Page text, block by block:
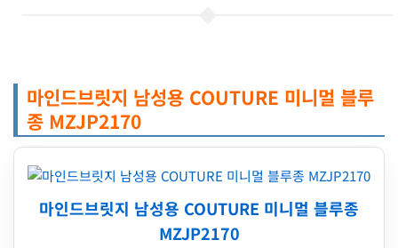
마인드브릿지 남성용 COUTURE 미니멀 블루
종 MZJP2170
마인드브릿지 남성용 COUTURE 미니멀 블루종
MZJP2170